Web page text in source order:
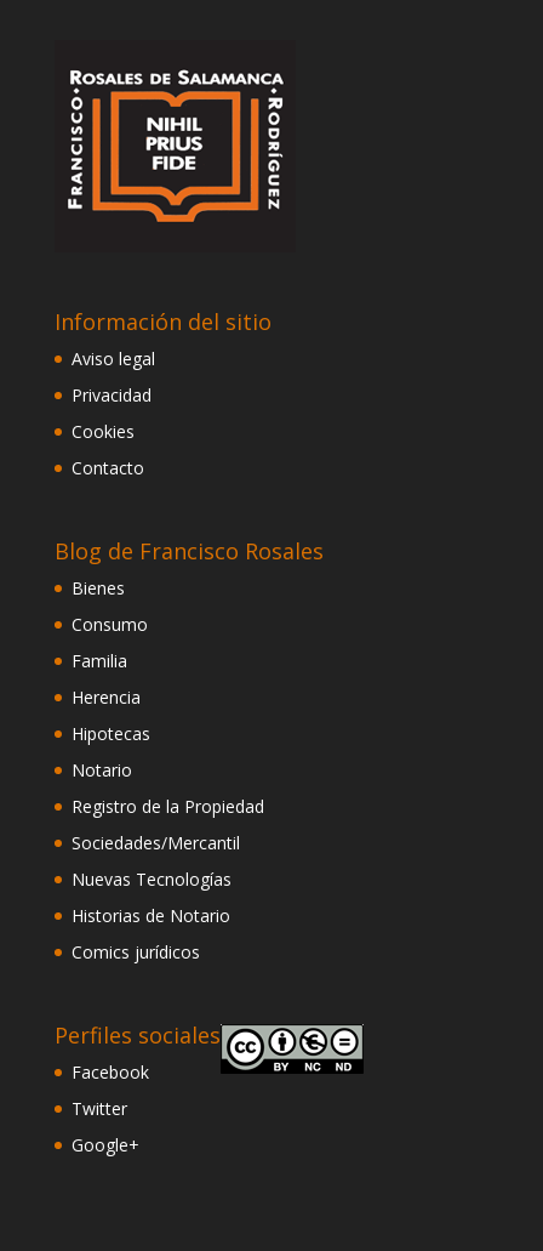
Información del sitio
Aviso legal
Privacidad
Cookies
Contacto
Blog de Francisco Rosales
Bienes
Consumo
Familia
Herencia
Hipotecas
Notario
Registro de la Propiedad
Sociedades/Mercantil
Nuevas Tecnologías
Historias de Notario
Comics jurídicos
Perfiles sociales
Facebook
Twitter
Google+